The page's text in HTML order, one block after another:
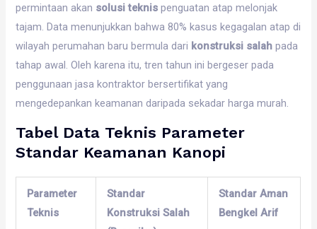
permintaan akan solusi teknis penguatan atap melonjak
tajam. Data menunjukkan bahwa 80% kasus kegagalan atap di
wilayah perumahan baru bermula dari konstruksi salah pada
tahap awal. Oleh karena itu, tren tahun ini bergeser pada
penggunaan jasa kontraktor bersertifikat yang
mengedepankan keamanan daripada sekadar harga murah.
Tabel Data Teknis Parameter
Standar Keamanan Kanopi
Parameter
Teknis
Standar
Konstruksi Salah
Standar Aman
Bengkel Arif